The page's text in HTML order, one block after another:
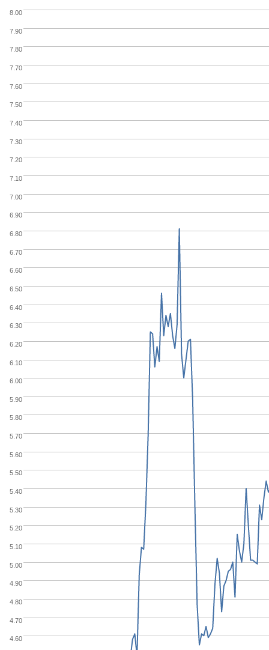
5.00
5.50
6.00
6.50
7.00
7.50
8.00
4.60
4.70
4.80
4.90
5.10
5.20
5.30
5.40
5.60
5.70
5.80
5.90
6.10
6.20
6.30
6.40
6.60
6.70
6.80
6.90
7.10
7.20
7.30
7.40
7.60
7.70
7.80
7.90